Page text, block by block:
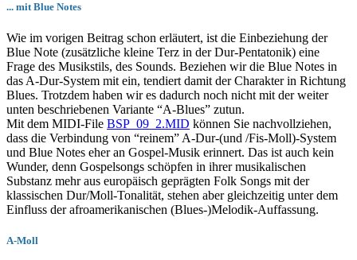
... mit Blue Notes
Wie im vorigen Beitrag schon erläutert, ist die Einbeziehung der
Blue Note (zusätzliche kleine Terz in der Dur-Pentatonik) eine
Frage des Musikstils, des Sounds. Beziehen wir die Blue Notes in
das A-Dur-System mit ein, tendiert damit der Charakter in Richtung
Blues. Trotzdem haben wir es dadurch noch nicht mit der weiter
unten beschriebenen Variante “A-Blues” zutun.
Mit dem MIDI-File BSP_09_2.MID können Sie nachvollziehen,
dass die Verbindung von “reinem” A-Dur-(und /Fis-Moll)-System
und Blue Notes eher an Gospel-Musik erinnert. Das ist auch kein
Wunder, denn Gospelsongs schöpfen in ihrer musikalischen
Substanz mehr aus europäisch geprägten Folk Songs mit der
klassischen Dur/Moll-Tonalität, stehen aber gleichzeitig unter dem
Einfluss der afroamerikanischen (Blues-)Melodik-Auffassung.
A-Moll